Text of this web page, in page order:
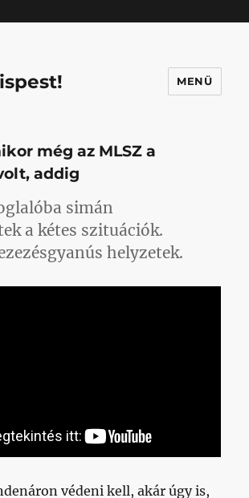
MENÜ
még az MLSZ a
addig
simán
a kétes szituációk.
helyzetek.
védeni kell, akár úgy is,